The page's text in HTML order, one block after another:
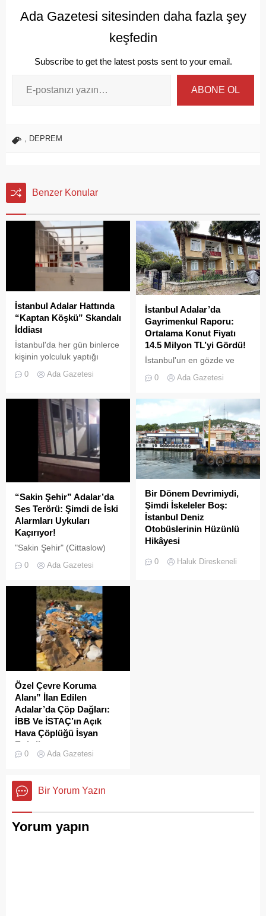
Ada Gazetesi sitesinden daha fazla şey
keşfedin
Subscribe to get the latest posts sent to your email.
ABONE OL
DEPREM
Benzer Konular
İstanbul Adalar Hattında
“Kaptan Köşkü” Skandalı
İddiası
İstanbul'da her gün binlerce
kişinin yolculuk yaptığı
Adalar hattında kaydedilen
görüntüler "bu kadarına da
0 Ada Gazetesi
İstanbul Adalar’da
Gayrimenkul Raporu:
Ortalama Konut Fiyatı
14.5 Milyon TL’yi Gördü!
İstanbul'un en gözde ve
tarihi lokasyonlarından biri
olan Adalar ilçesinde,
hareketlilik dikkat çekiyor.
0 Ada Gazetesi
“Sakin Şehir” Adalar’da
Ses Terörü: Şimdi de İski
Alarmları Uykuları
Kaçırıyor!
"Sakin Şehir" (Cittaslow)
Adalar'da gürültü kirliliği
0 Ada Gazetesi
Bir Dönem Devrimiydi,
Şimdi İskeleler Boş:
İstanbul Deniz
Otobüslerinin Hüzünlü
Hikâyesi
İstanbul’da deniz ulaşımı,
0 Haluk Direskeneli
Özel Çevre Koruma
Alanı” İlan Edilen
Adalar’da Çöp Dağları:
İBB Ve İSTAÇ’ın Açık
Hava Çöplüğü İsyan
Ettirdi
Adalar'da çekilen çöp
Sanılanın aksine bu çöpler
duyarsız vatandaşlar
doğanın ortasına dökülüyor
0 Ada Gazetesi
Bir Yorum Yazın
Yorum yapın